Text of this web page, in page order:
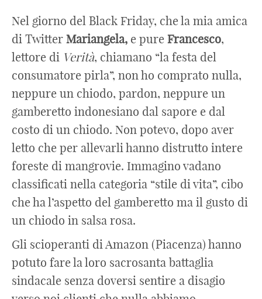
Nel giorno del Black Friday, che la mia amica
di Twitter Mariangela, e pure Francesco,
lettore di Verità, chiamano “la festa del
consumatore pirla”, non ho comprato nulla,
neppure un chiodo, pardon, neppure un
gamberetto indonesiano dal sapore e dal
costo di un chiodo. Non potevo, dopo aver
letto che per allevarli hanno distrutto intere
foreste di mangrovie. Immagino vadano
classificati nella categoria “stile di vita”, cibo
che ha l’aspetto del gamberetto ma il gusto di
un chiodo in salsa rosa.
Gli scioperanti di Amazon (Piacenza) hanno
potuto fare la loro sacrosanta battaglia
sindacale senza doversi sentire a disagio